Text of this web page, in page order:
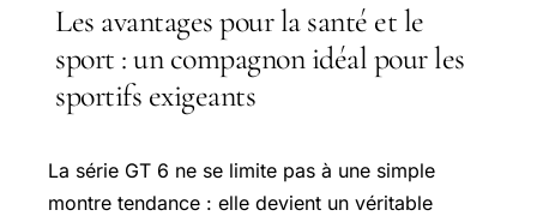
Les avantages pour la santé et le
sport : un compagnon idéal pour les
sportifs exigeants
La série GT 6 ne se limite pas à une simple
montre tendance : elle devient un véritable